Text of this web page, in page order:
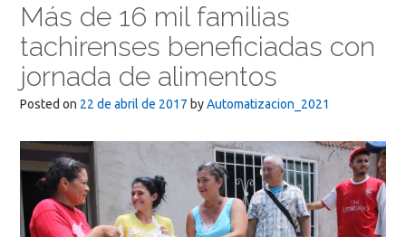
Más de 16 mil familias
tachirenses beneficiadas con
jornada de alimentos
Posted on 22 de abril de 2017 byAutomatizacion_2021